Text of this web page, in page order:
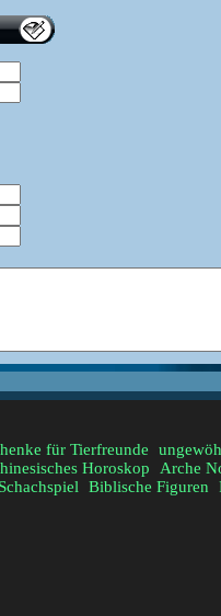
für Tierfreunde
Horoskop Arche
Schachspiel Biblische Figuren